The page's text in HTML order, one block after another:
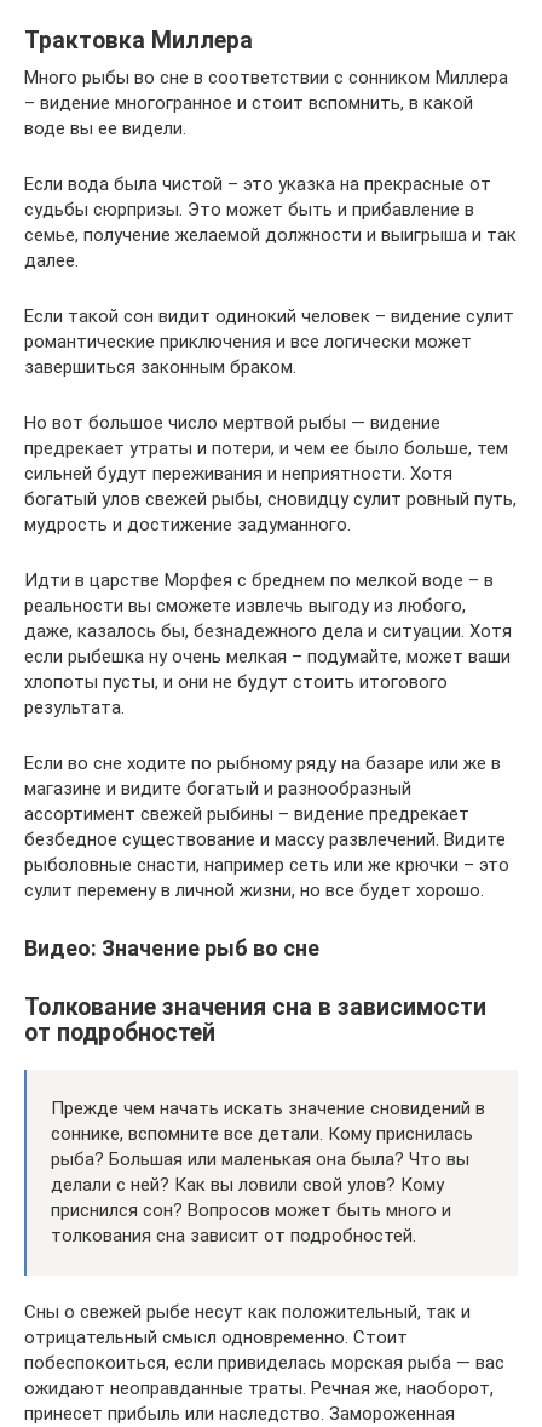
Трактовка Миллера
Много рыбы во сне в соответствии с сонником Миллера
– видение многогранное и стоит вспомнить, в какой
воде вы ее видели.
Если вода была чистой – это указка на прекрасные от
судьбы сюрпризы. Это может быть и прибавление в
семье, получение желаемой должности и выигрыша и так
далее.
Если такой сон видит одинокий человек – видение сулит
романтические приключения и все логически может
завершиться законным браком.
Но вот большое число мертвой рыбы — видение
предрекает утраты и потери, и чем ее было больше, тем
сильней будут переживания и неприятности. Хотя
богатый улов свежей рыбы, сновидцу сулит ровный путь,
мудрость и достижение задуманного.
Идти в царстве Морфея с бреднем по мелкой воде – в
реальности вы сможете извлечь выгоду из любого,
даже, казалось бы, безнадежного дела и ситуации. Хотя
если рыбешка ну очень мелкая – подумайте, может ваши
хлопоты пусты, и они не будут стоить итогового
результата.
Если во сне ходите по рыбному ряду на базаре или же в
магазине и видите богатый и разнообразный
ассортимент свежей рыбины – видение предрекает
безбедное существование и массу развлечений. Видите
рыболовные снасти, например сеть или же крючки – это
сулит перемену в личной жизни, но все будет хорошо.
Видео: Значение рыб во сне
Толкование значения сна в зависимости
от подробностей
Прежде чем начать искать значение сновидений в
соннике, вспомните все детали. Кому приснилась
рыба? Большая или маленькая она была? Что вы
делали с ней? Как вы ловили свой улов? Кому
приснился сон? Вопросов может быть много и
толкования сна зависит от подробностей.
Сны о свежей рыбе несут как положительный, так и
отрицательный смысл одновременно. Стоит
побеспокоиться, если привиделась морская рыба — вас
ожидают неоправданные траты. Речная же, наоборот,
принесет прибыль или наследство. Замороженная